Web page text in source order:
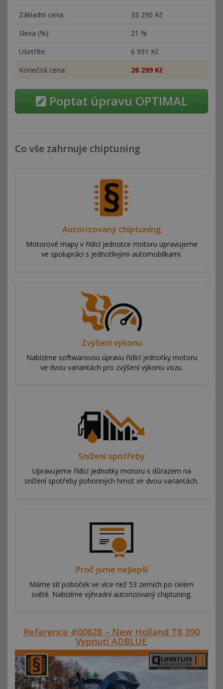
Základní cena: 33 290 Kč
Sleva (%):
21 %
Ušetříte:
6 991 Kč
Konečná cena:
26 299 Kč
Poptat úpravu OPTIMAL
Co vše zahrnuje chiptuning
Autorizovaný chiptuning
Motorové mapy v řídící jednotce motoru upravujeme
ve spolupráci s jednotlivými automobilkami.
Zvýšení výkonu
Nabízíme softwarovou úpravu řídící jednotky motoru
ve dvou variantách pro zvýšení výkonu vozu.
Snížení spotřeby
Upravujeme řídící jednotky motoru s důrazem na
snížení spotřeby pohonných hmot ve dvou variantách.
Proč jsme nejlepší
Máme síť poboček ve více než 53 zemích po celém
světě. Nabízíme výhradní autorizovaný chiptuning.
Reference #00828 – New Holland T8 390
Vypnutí ADBLUE